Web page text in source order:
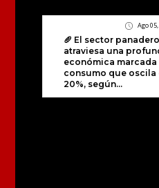
Ago
🥖 El sector
atraviesa una
económica marcada
consumo que oscila
20%, según...